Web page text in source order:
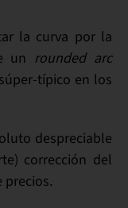
la curva por la
un rounded arc
súper-típico en los
despreciable
corrección del
precios.